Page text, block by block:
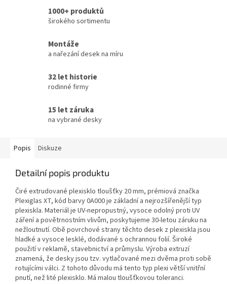
1000+ produktů
širokého sortimentu
Montáže
a nařezání desek na míru
32 let historie
rodinné firmy
15 let záruka
na vybrané desky
Popis Diskuze
Detailní popis produktu
Čiré extrudované plexisklo tloušťky 20 mm, prémiová značka
Plexiglas XT, kód barvy 0A000 je základní a nejrozšířenější typ
plexiskla. Materiál je UV-nepropustný, vysoce odolný proti UV
záření a povětrnostním vlivům, poskytujeme 30-letou záruku na
nežloutnutí. Obě povrchové strany těchto desek z plexiskla jsou
hladké a vysoce lesklé, dodávané s ochrannou folií. Široké
použití v reklamě, stavebnictví a průmyslu. Výroba extruzí
znamená, že desky jsou tzv. vytlačované mezi dvěma proti sobě
rotujícími válci. Z tohoto důvodu má tento typ plexi větší vnitřní
pnutí, než lité plexisklo. Má malou tloušťkovou toleranci.